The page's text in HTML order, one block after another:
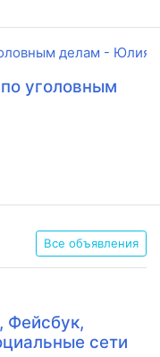
уголовным
Все объявления
Фейсбук,
сети